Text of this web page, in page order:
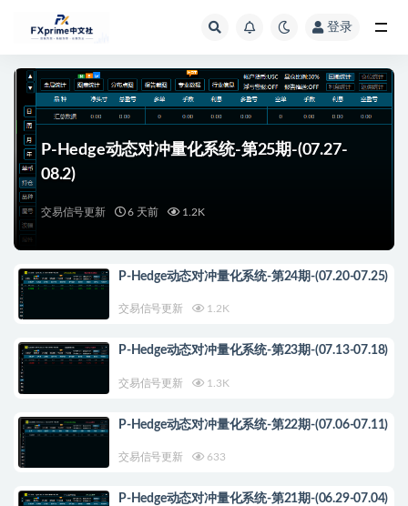
登录
P-Hedge动态对冲量化系统-第25期-(07.27-
08.2)
交易信号更新 6 天前 1.2K
P-Hedge动态对冲量化系统-第24期-(07.20-07.25)
交易信号更新 1.2K
P-Hedge动态对冲量化系统-第23期-(07.13-07.18)
交易信号更新 1.3K
P-Hedge动态对冲量化系统-第22期-(07.06-07.11)
交易信号更新 633
P-Hedge动态对冲量化系统-第21期-(06.29-07.04)